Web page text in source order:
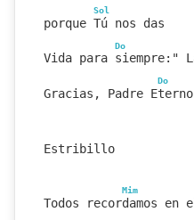
Sol
porque Tú nos das
Do
Vida para siempre:"
Do
Gracias, Padre
Estribillo
Mim
Todos recordamos en